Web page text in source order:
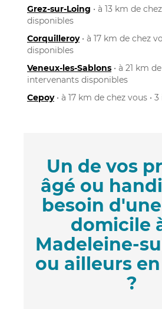
Grez-sur-Loing • à 13 km de
disponibles
Corquilleroy• à 17 km de chez
disponibles
Veneux-les-Sablons • à 21 km
intervenants disponibles
Cepoy• à 17 km de chez vous •
Un de vos
âgé ou
besoin
domicile
Madeleine-
ou ailleurs
?